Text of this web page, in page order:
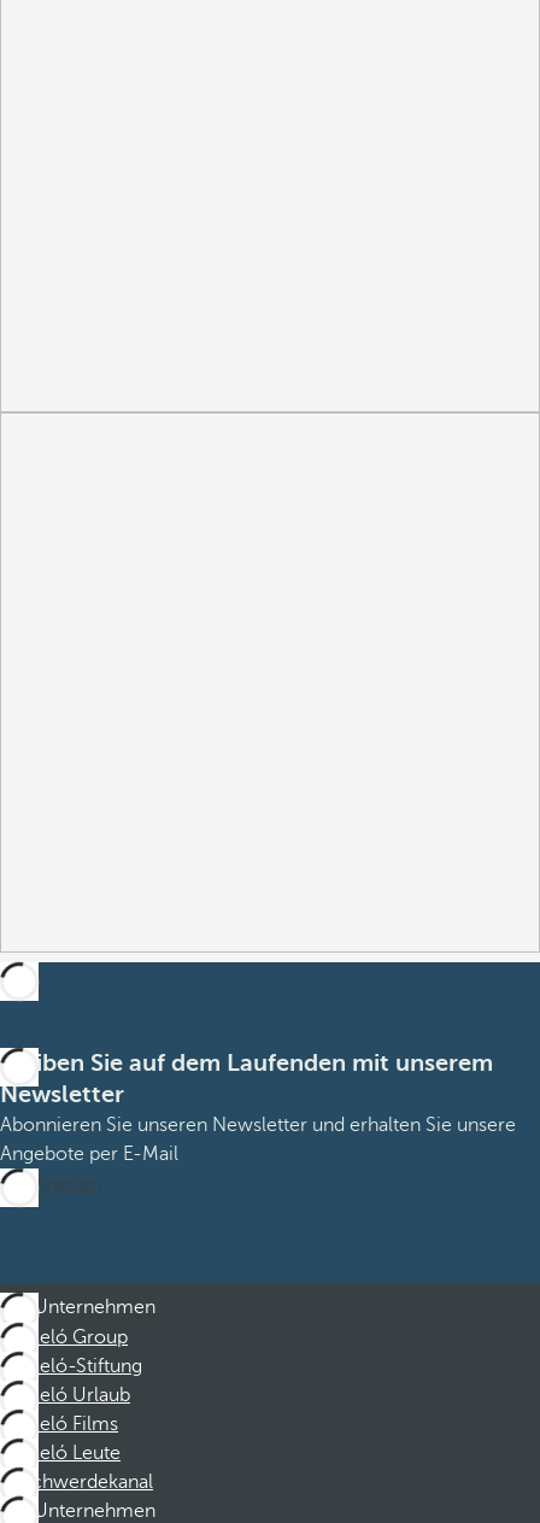
Bleiben Sie auf dem Laufenden mit unserem
Newsletter
Abonnieren Sie unseren Newsletter und erhalten Sie unsere
Angebote per E-Mail
Abonnieren
Unternehmen
Barceló Group
Barceló-Stiftung
Barceló Urlaub
Barceló Films
Barceló Leute
Beschwerdekanal
Unternehmen